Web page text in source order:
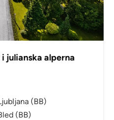
julianska alperna
(BB)
(BB)